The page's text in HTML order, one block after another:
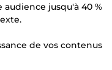
jusqu'à 40 %
de vos contenus